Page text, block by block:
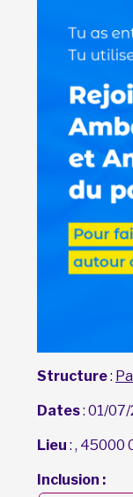
Structure:
Dates: 01/
Lieu : , 45000
Inclusion :